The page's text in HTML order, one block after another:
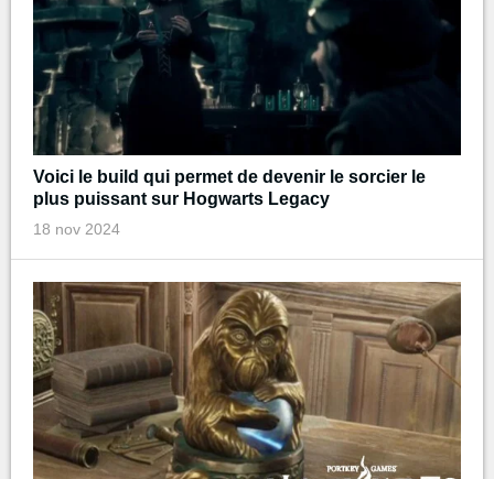
Voici le build qui permet de devenir le sorcier le
plus puissant sur Hogwarts Legacy
18 nov 2024